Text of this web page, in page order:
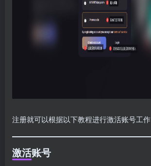
注册就可以根据以下教程进行激活账号工作
激活账号